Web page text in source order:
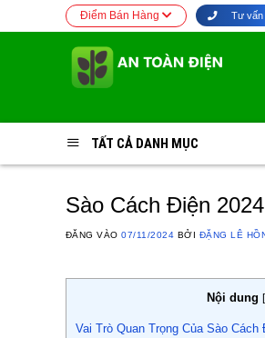
qua
Điểm Bán Hàng Tư vấn
TẤT CẢ DANH MỤC
Sào Cách Điện
ĐĂNG VÀO07/11/2024 BỞI ĐẶNG LÊ
Nội dung [
Vai Trò Quan Trọng Của Sào Cách